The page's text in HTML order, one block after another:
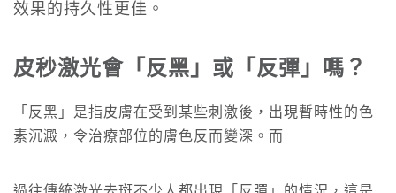
效果的持久性更佳。
皮秒激光會「反黑」或「反彈」嗎？
「反黑」是指皮膚在受到某些刺激後，出現暫時性的色
素沉澱，令治療部位的膚色反而變深。而